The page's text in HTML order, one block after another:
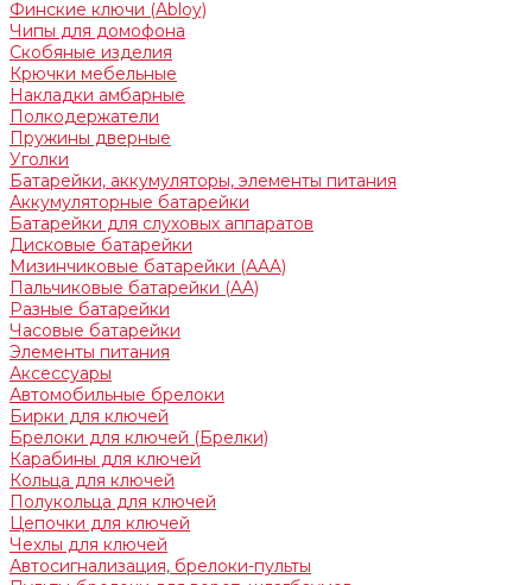
Финские ключи (Abloy)
Чипы для домофона
Скобяные изделия
Крючки мебельные
Накладки амбарные
Полкодержатели
Пружины дверные
Уголки
Батарейки, аккумуляторы, элементы питания
Аккумуляторные батарейки
Батарейки для слуховых аппаратов
Дисковые батарейки
Мизинчиковые батарейки (AAA)
Пальчиковые батарейки (AA)
Разные батарейки
Часовые батарейки
Элементы питания
Аксессуары
Автомобильные брелоки
Бирки для ключей
Брелоки для ключей (Брелки)
Карабины для ключей
Кольца для ключей
Полукольца для ключей
Цепочки для ключей
Чехлы для ключей
Автосигнализация, брелоки-пульты